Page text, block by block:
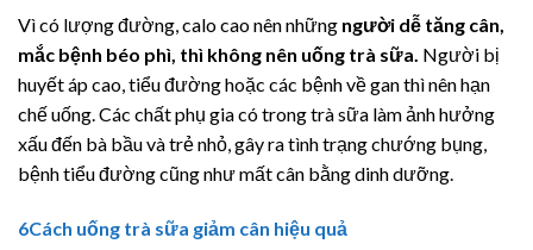
Vì có lượng đường, calo cao nên những người dễ tăng cân,
mắc bệnh béo phì, thì không nên uống trà sữa. Người bị
huyết áp cao, tiểu đường hoặc các bệnh về gan thì nên hạn
chế uống. Các chất phụ gia có trong trà sữa làm ảnh hưởng
xấu đến bà bầu và trẻ nhỏ, gây ra tình trạng chướng bụng,
bệnh tiểu đường cũng như mất cân bằng dinh dưỡng.
6Cách uống trà sữa giảm cân hiệu quả